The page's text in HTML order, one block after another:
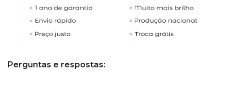
Perguntas e respostas: